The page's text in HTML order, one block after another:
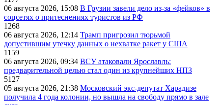
06 августа 2026, 15:08 В Грузии завели дело из-за «фейков» в
соцсетях о притеснениях туристов из РФ
1268
06 августа 2026, 12:14 Трамп пригрозил тюрьмой
допустившим утечку данных о нехватке ракет у США
1159
06 августа 2026, 09:34 ВСУ атаковали Ярославль:
предварительной целью стал один из крупнейших НПЗ
5127
05 августа 2026, 21:38 Московский экс-депутат Харадизе
получила 4 года колонии, но вышла на свободу прямо в зале